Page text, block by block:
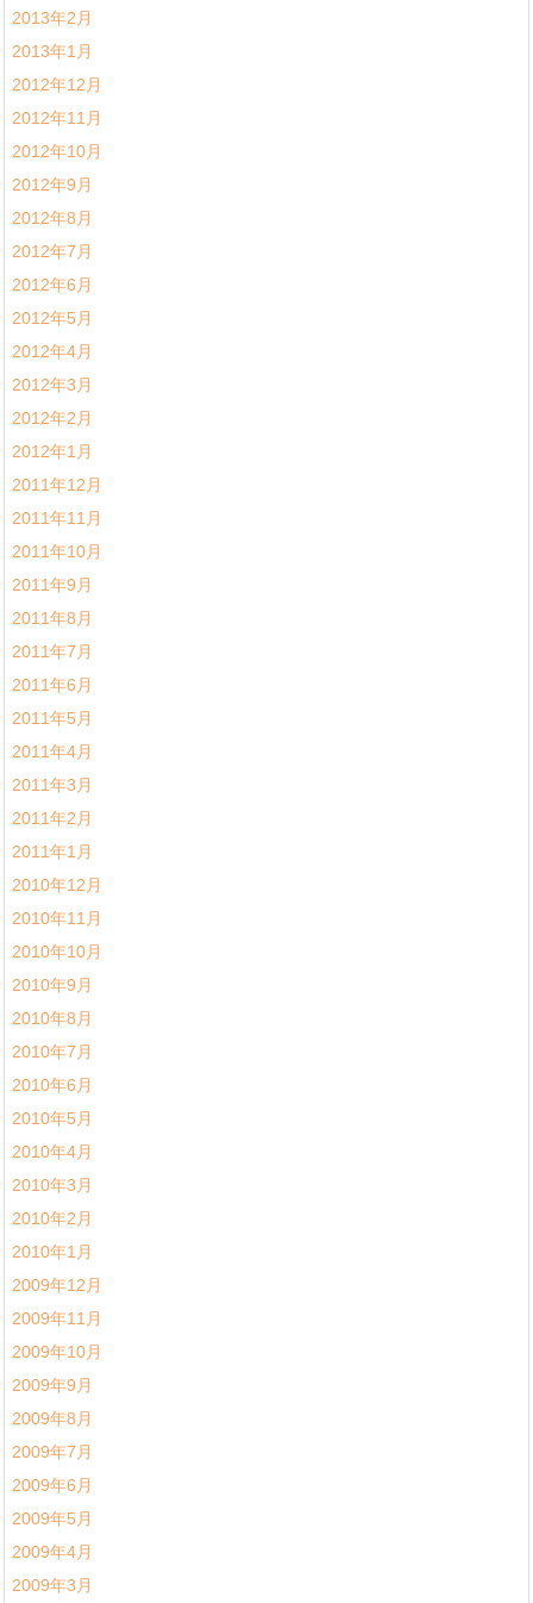
2013年2月
2013年1月
2012年12月
2012年11月
2012年10月
2012年9月
2012年8月
2012年7月
2012年6月
2012年5月
2012年4月
2012年3月
2012年2月
2012年1月
2011年12月
2011年11月
2011年10月
2011年9月
2011年8月
2011年7月
2011年6月
2011年5月
2011年4月
2011年3月
2011年2月
2011年1月
2010年12月
2010年11月
2010年10月
2010年9月
2010年8月
2010年7月
2010年6月
2010年5月
2010年4月
2010年3月
2010年2月
2010年1月
2009年12月
2009年11月
2009年10月
2009年9月
2009年8月
2009年7月
2009年6月
2009年5月
2009年4月
2009年3月